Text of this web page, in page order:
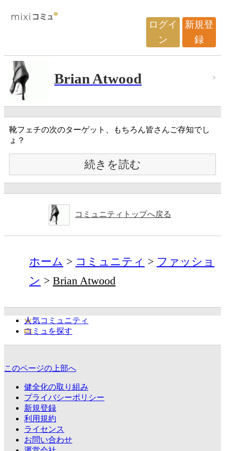
ログイ
ン
新規登
録
Brian Atwood
靴フェチの次のターゲット、もちろん皆さんご存知でし
ょ？
続きを読む
コミュニティトップへ戻る
ホーム コミュニティ
ファッショ
ン
Brian Atwood
人気コミュニティ
コミュを探す
このページの上部へ
健全化の取り組み
プライバシーポリシー
新規登録
利用規約
ライセンス
お問い合わせ